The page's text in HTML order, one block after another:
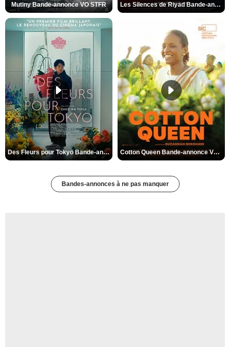
Mutiny Bande-annonce VO STFR Les Silences de Riyad Bande-annonce VO STFR
Des Fleurs pour Tokyo Bande-annonce VO STFR Cotton Queen Bande-annonce VO STFR
Bandes-annonces à ne pas manquer